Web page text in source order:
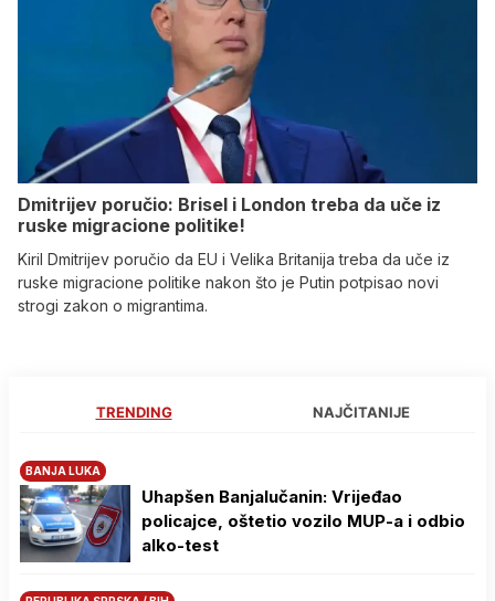
Dmitrijev poručio: Brisel i London treba da uče iz
ruske migracione politike!
Kiril Dmitrijev poručio da EU i Velika Britanija treba da uče iz
ruske migracione politike nakon što je Putin potpisao novi
strogi zakon o migrantima.
TRENDING NAJČITANIJE
BANJA LUKA
Uhapšen Banjalučanin: Vrijeđao
policajce, oštetio vozilo MUP-a i odbio
alko-test